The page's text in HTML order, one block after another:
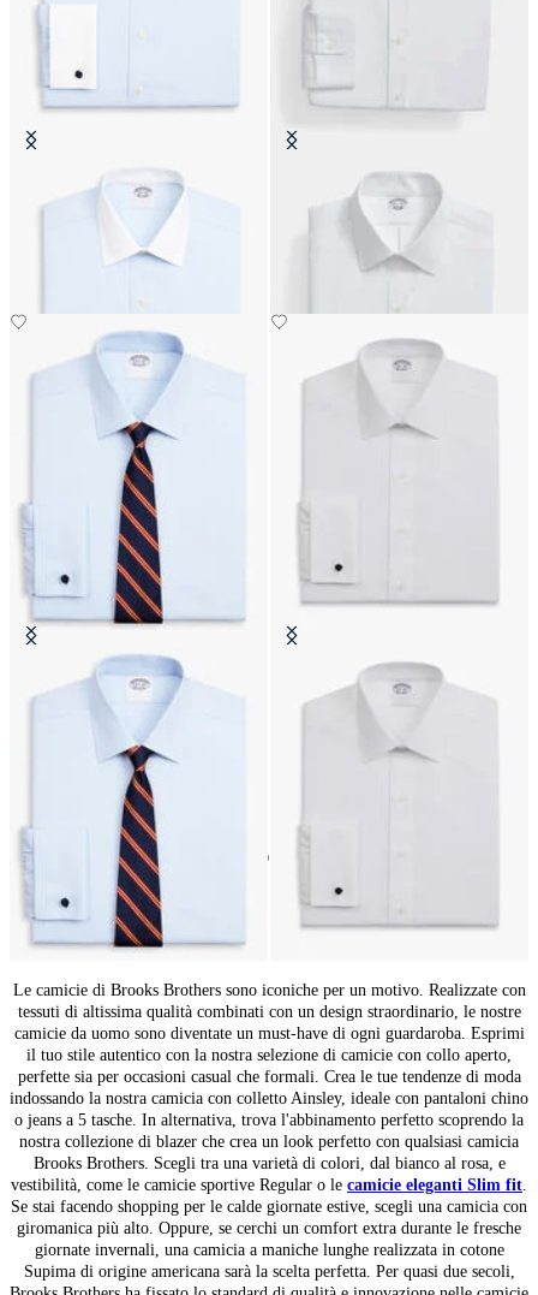
Camicia Slim Fit Non-Iron in
Oxford con Collo Ainsley
Camicia Slim Fit Non-Iron
Performance con Collo Ainsley
Camicia Regular Fit Non-Iron
Oxford con Collo Ainsley
Camicia Regular Fit Non-Iron
Oxford con Collo Ainsley
59prodotti
Camicie da uomo con collo Ainsley
Le camicie di Brooks Brothers sono iconiche per un motivo. Realizzate con
tessuti di altissima qualità combinati con un design straordinario, le nostre
camicie da uomo sono diventate un must-have di ogni guardaroba. Esprimi
il tuo stile autentico con la nostra selezione di camicie con collo aperto,
perfette sia per occasioni casual che formali. Crea le tue tendenze di moda
indossando la nostra camicia con colletto Ainsley, ideale con pantaloni chino
o jeans a 5 tasche. In alternativa, trova l'abbinamento perfetto scoprendo la
nostra collezione di blazer che crea un look perfetto con qualsiasi camicia
Brooks Brothers. Scegli tra una varietà di colori, dal bianco al rosa, e
vestibilità, come le camicie sportive Regular o le camicie eleganti Slim fit.
Se stai facendo shopping per le calde giornate estive, scegli una camicia con
giromanica più alto. Oppure, se cerchi un comfort extra durante le fresche
giornate invernali, una camicia a maniche lunghe realizzata in cotone
Supima di origine americana sarà la scelta perfetta. Per quasi due secoli,